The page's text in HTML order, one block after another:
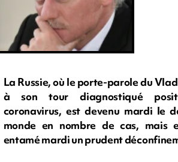
La Russie, où le porte-parole du
à son tour diagnostiqué
coronavirus, est devenu mardi le
monde en nombre de cas, mais
entamé mardi un prudent